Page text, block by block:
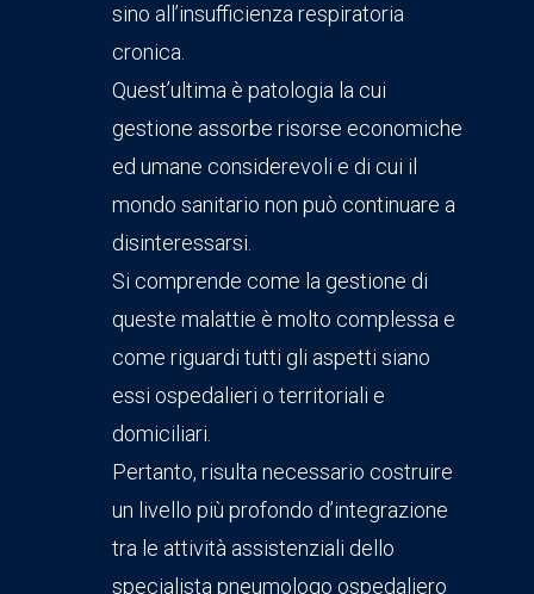
sino all’insufficienza respiratoria
cronica.
Quest’ultima è patologia la cui
gestione assorbe risorse economiche
ed umane considerevoli e di cui il
mondo sanitario non può continuare a
disinteressarsi.
Si comprende come la gestione di
queste malattie è molto complessa e
come riguardi tutti gli aspetti siano
essi ospedalieri o territoriali e
domiciliari.
Pertanto, risulta necessario costruire
un livello più profondo d’integrazione
tra le attività assistenziali dello
specialista pneumologo ospedaliero